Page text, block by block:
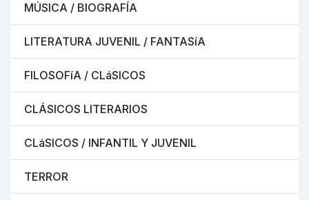
MÚSICA / BIOGRAFÍA
LITERATURA JUVENIL / FANTASíA
FILOSOFíA / CLáSICOS
CLÁSICOS LITERARIOS
CLáSICOS / INFANTIL Y JUVENIL
TERROR